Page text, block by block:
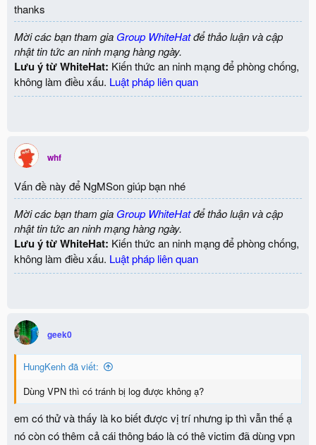
thanks
Mời các bạn tham gia Group WhiteHatđể thảo luận và cập
nhật tin tức an ninh mạng hàng ngày.
Lưu ý từ WhiteHat: Kiến thức an ninh mạng để phòng chống,
không làm điều xấu. Luật pháp liên quan
whf
Vấn đề này để NgMSon giúp bạn nhé
Mời các bạn tham gia Group WhiteHatđể thảo luận và cập
nhật tin tức an ninh mạng hàng ngày.
Lưu ý từ WhiteHat: Kiến thức an ninh mạng để phòng chống,
không làm điều xấu. Luật pháp liên quan
geek0
HungKenh đã viết:
Dùng VPN thì có tránh bị log được không ạ?
em có thử và thấy là ko biết được vị trí nhưng ip thì vẫn thế ạ
nó còn có thêm cả cái thông báo là có thê victim đã dùng vpn